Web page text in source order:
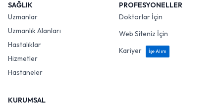
SAĞLIK
Uzmanlar
Uzmanlık Alanları
Hastalıklar
Hizmetler
Hastaneler
PROFESYONELLER
Doktorlar İçin
Web Siteniz İçin
Kariyer
İşe Alım
KURUMSAL